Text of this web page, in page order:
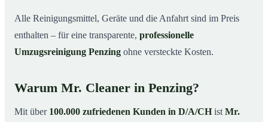
Alle Reinigungsmittel, Geräte und die Anfahrt sind im Preis
enthalten – für eine transparente, professionelle
Umzugsreinigung Penzing ohne versteckte Kosten.
Warum Mr. Cleaner in Penzing?
Mit über 100.000 zufriedenen Kunden in D/A/CHist Mr.